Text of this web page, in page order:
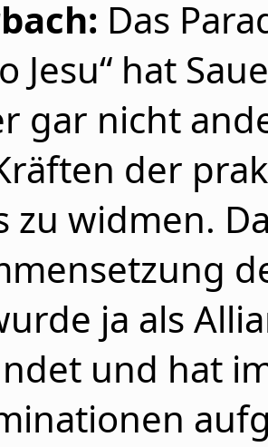
Das
Jesu“ hat
gar nicht
der
zu widmen.
ja als
und hat